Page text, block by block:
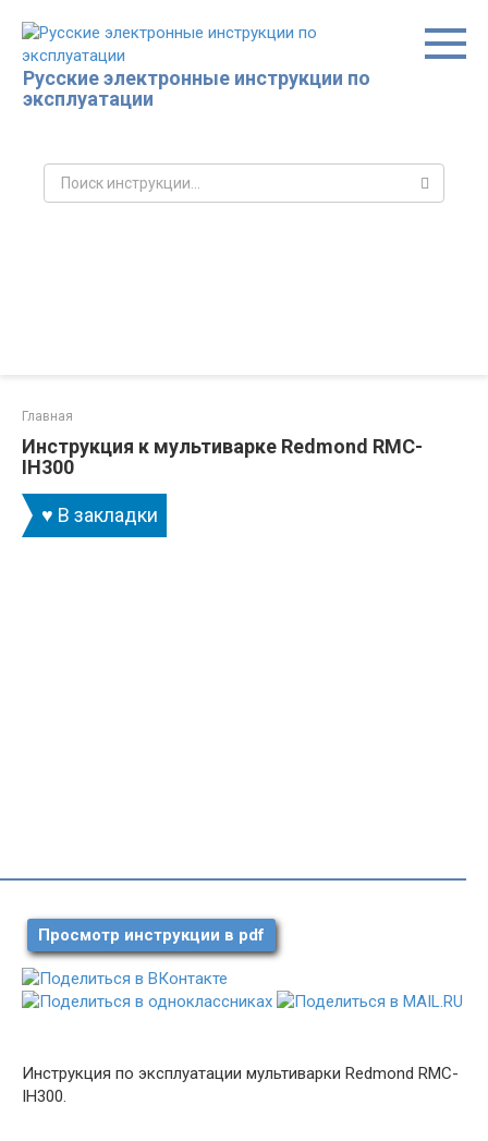
контенту
Русские электронные инструкции по
эксплуатации
Поиск:
Главная
Инструкция к мультиварке Redmond RMС-
IH300
♥ В закладки
Просмотр инструкции в pdf
Инструкция по эксплуатации мультиварки Redmond RMС-
IH300.